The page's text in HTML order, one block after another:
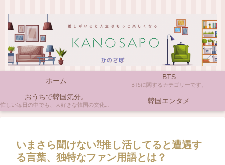
ホーム BTS
BTSに関するカテゴリーです。
おうちで韓国気分。
忙しい毎日の中でも、大好きな韓国の文化やアイテムに触れると心がほっとしますよね。ここでは、自宅で手軽に楽しめる韓国の美味しいもの、お気に入りのコスメ、そして推し活の楽しみ方など、「おうちにいながら韓国気分」に触れられるヒントを私らしくお届けします。 韓国エンタメ
いまさら聞けない⁈推し活してると遭遇す
る言葉、独特なファン用語とは？